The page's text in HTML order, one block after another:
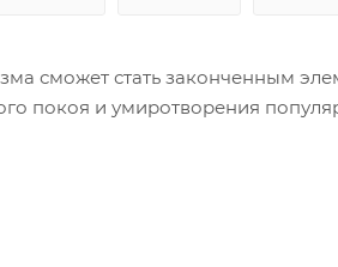
сможет стать законченным
покоя и умиротворения